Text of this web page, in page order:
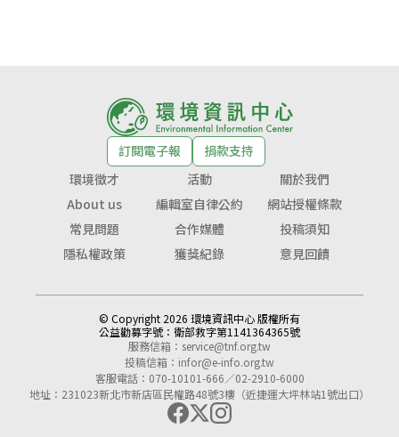
訂閱電子報
捐款支持
環境徵才
活動
關於我們
About us
編輯室自律公約
網站授權條款
常見問題
合作媒體
投稿須知
隱私權政策
獲獎紀錄 意見回饋
© Copyright 2026 環境資訊中心 版權所有
公益勸募字號： 衛部救字第1141364365號
服務信箱： service@tnf.org.tw
投稿信箱： infor@e-info.org.tw
客服電話：070-10101-666／02-2910-6000
地址：231023新北市新店區民權路48號3樓（近捷運大坪林站1號出口）